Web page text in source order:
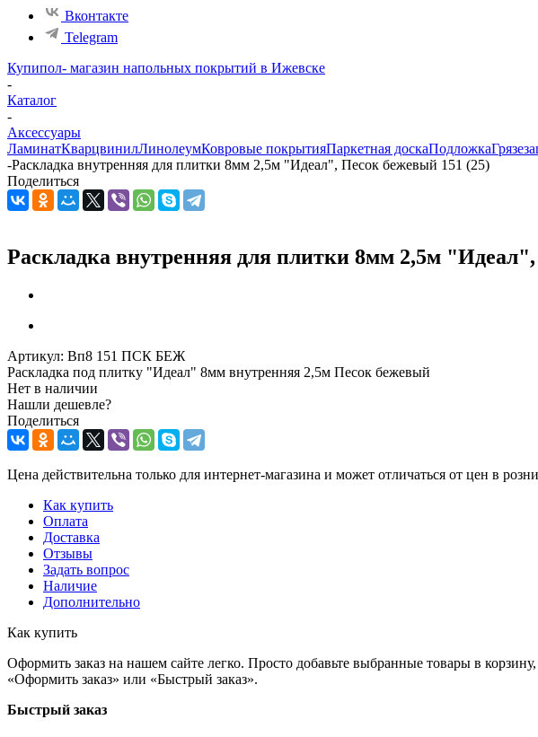
Вконтакте
Telegram
Купипол- магазин напольных покрытий в Ижевске
-
Каталог
-
Аксессуары
ЛаминатКварцвинилЛинолеумКовровые покрытияПаркетная доскаПодложка
-Раскладка внутренняя для плитки 8мм 2,5м "Идеал", Песок бежевый 151 (25)
Поделиться
Раскладка внутренняя для плитки 8мм 2,5м
Артикул: Вп8 151 ПСК БЕЖ
Раскладка под плитку "Идеал" 8мм внутренняя 2,5м Песок бежевый
Нет в наличии
Нашли дешевле?
Поделиться
Цена действительна только для интернет-магазина и может отличаться от цен в
Как купить
Оплата
Доставка
Отзывы
Задать вопрос
Наличие
Дополнительно
Как купить
Оформить заказ на нашем сайте легко. Просто добавьте выбранные товары в
«Оформить заказ» или «Быстрый заказ».
Быстрый заказ